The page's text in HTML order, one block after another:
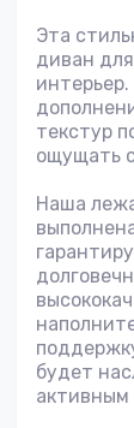
Эта
диван
текстур
ощущать
Наша
будет